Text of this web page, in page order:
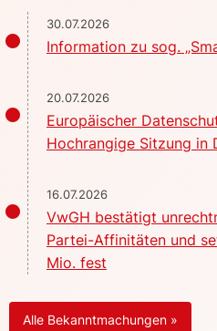
30.07.2026
Information zu sog.
20.07.2026
Europäischer
Hochrangige Sitzung in
16.07.2026
VwGH bestätigt
Partei-Affinitäten und
Mio. fest
Alle Bekanntmachungen »